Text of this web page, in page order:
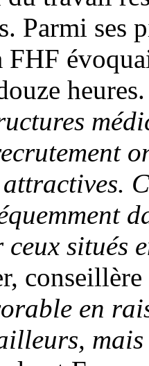
Parmi ses
FHF
ceux situés
en